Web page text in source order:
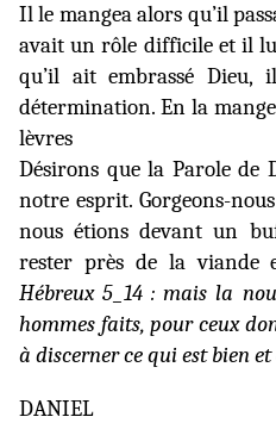
Il le mangea alors qu’il
avait un rôle difficile et il
qu’il ait embrassé Dieu,
détermination. En la
lèvres
Désirons que la Parole de
notre esprit. Gorgeons-
nous étions devant un
rester près de la viande
Hébreux 5_14 : mais la
hommes faits, pour ceux
à discerner ce qui est bien
DANIEL